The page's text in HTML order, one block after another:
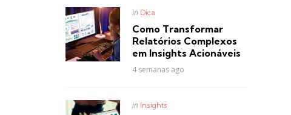
Posted
in Dica
Como Transformar
Relatórios Complexos
em Insights Acionáveis
4 semanas ago
Posted
in Insights